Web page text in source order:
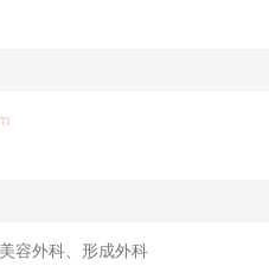
容外科、形成外科